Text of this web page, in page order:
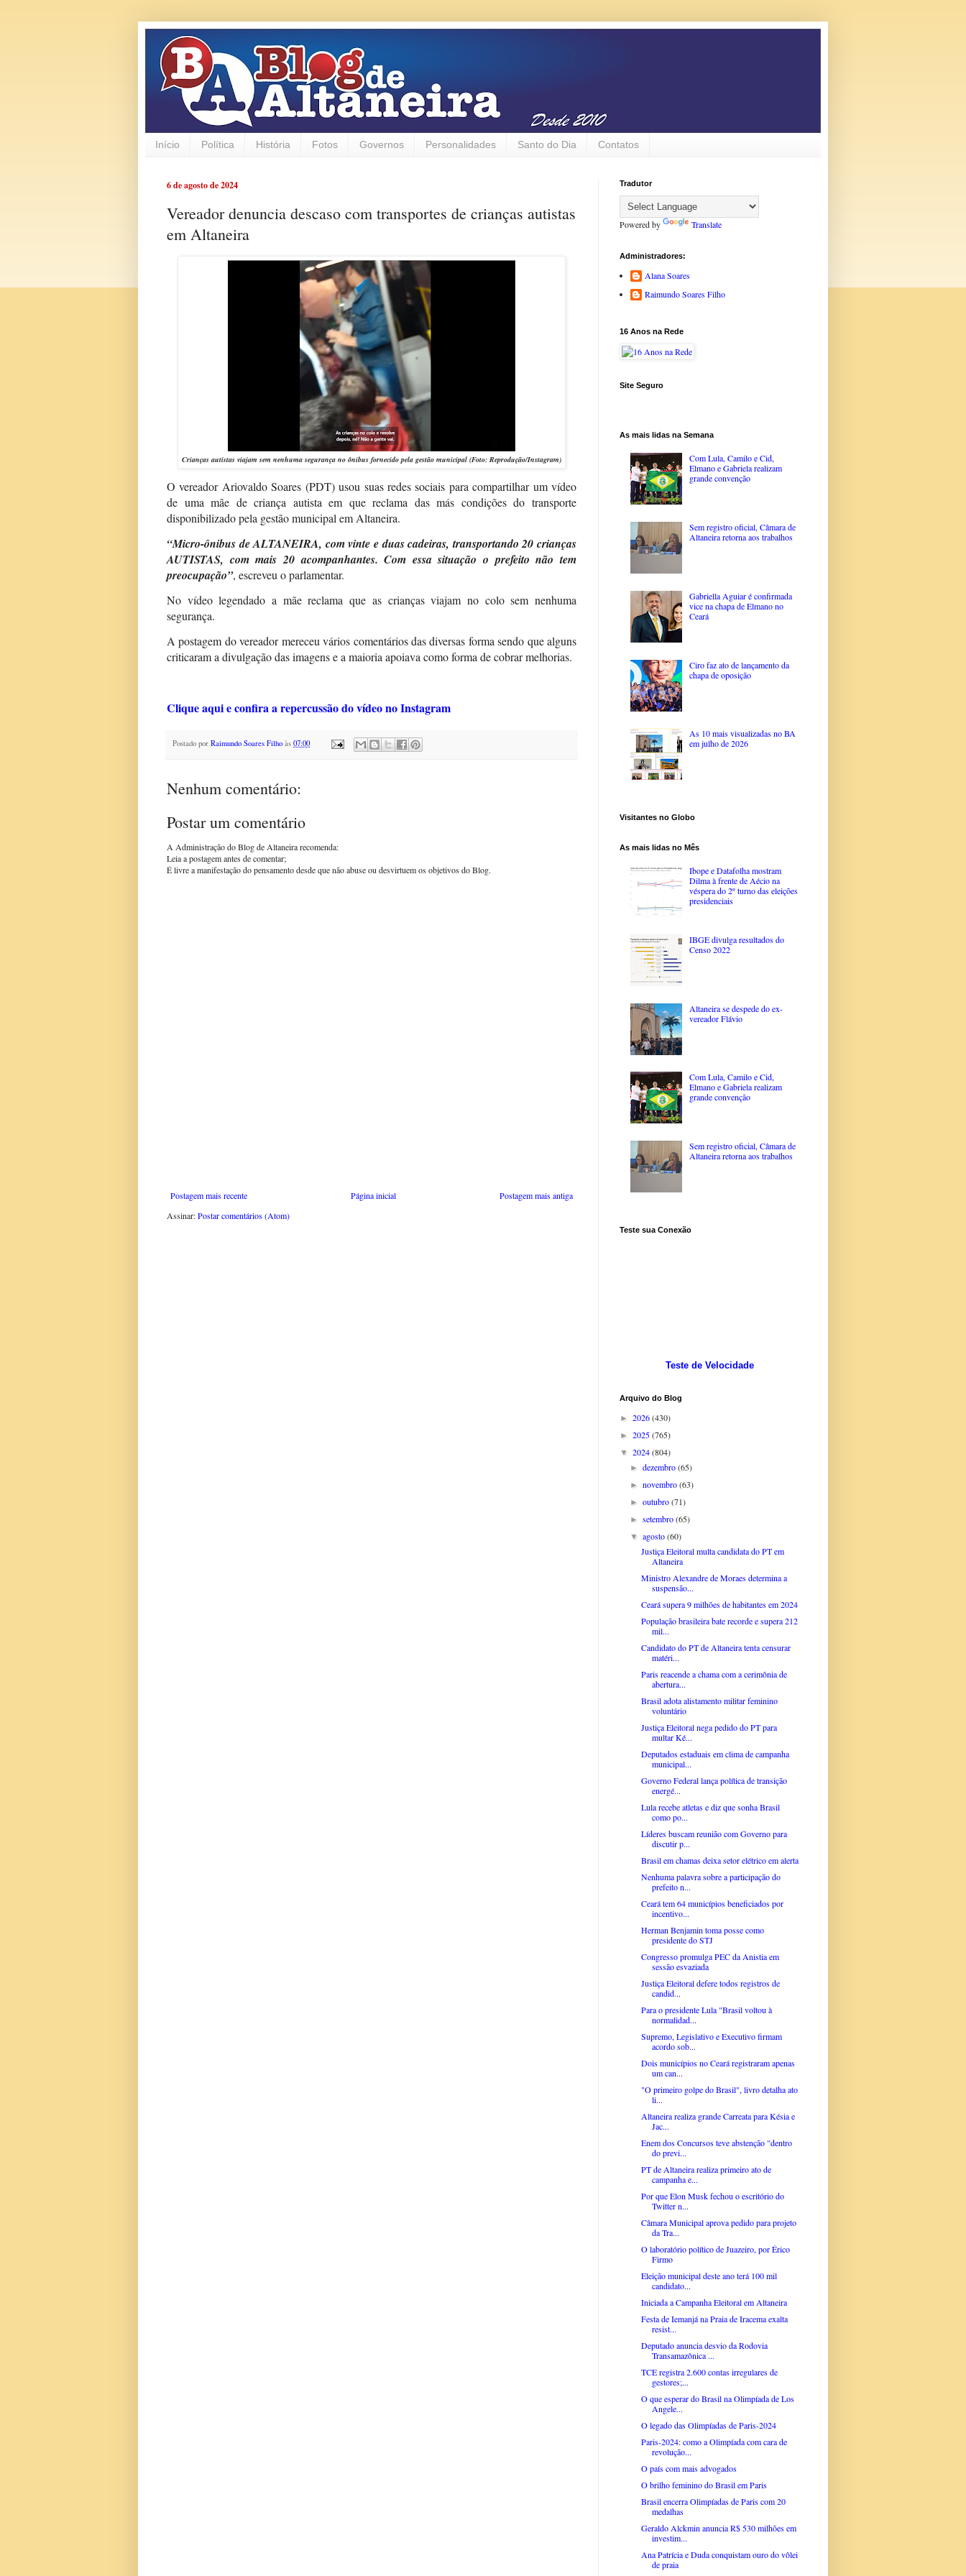
Início Política História Fotos Governos Personalidades Santo do Dia Contatos
6 de agosto de 2024
Vereador denuncia descaso com transportes de crianças autistas
em Altaneira
Crianças autistas viajam sem nenhuma segurança no ônibus fornecido pela gestão municipal (Foto: Reprodução/Instagram)
O vereador Ariovaldo Soares (PDT) usou suas redes sociais para compartilhar um vídeo
de uma mãe de criança autista em que reclama das más condições do transporte
disponibilizado pela gestão municipal em Altaneira.
“Micro-ônibus de ALTANEIRA, com vinte e duas cadeiras, transportando 20 crianças
AUTISTAS, com mais 20 acompanhantes. Com essa situação o prefeito não tem
preocupação”, escreveu o parlamentar.
No vídeo legendado a mãe reclama que as crianças viajam no colo sem nenhuma
segurança.
A postagem do vereador mereceu vários comentários das diversas forma sendo que alguns
criticaram a divulgação das imagens e a maioria apoiava como forma de cobrar melhorias.
Clique aqui e confira a repercussão do vídeo no Instagram
Postado por Raimundo Soares Filho às 07:00
Nenhum comentário:
Postar um comentário
A Administração do Blog de Altaneira recomenda:
Leia a postagem antes de comentar;
É livre a manifestação do pensamento desde que não abuse ou desvirtuem os objetivos do Blog.
Postagem mais recente Postagem mais antiga
Página inicial
Assinar:Postar comentários (Atom)
Tradutor
Powered by Translate
Administradores:
Alana Soares
Raimundo Soares Filho
16 Anos na Rede
Site Seguro
As mais lidas na Semana
Com Lula, Camilo e Cid,
Elmano e Gabriela realizam
grande convenção
Sem registro oficial, Câmara de
Altaneira retorna aos trabalhos
Gabriella Aguiar é confirmada
vice na chapa de Elmano no
Ceará
Ciro faz ato de lançamento da
chapa de oposição
As 10 mais visualizadas no BA
em julho de 2026
Visitantes no Globo
As mais lidas no Mês
Ibope e Datafolha mostram
Dilma à frente de Aécio na
véspera do 2º turno das eleições
presidenciais
IBGE divulga resultados do
Censo 2022
Altaneira se despede do ex-
vereador Flávio
Com Lula, Camilo e Cid,
Elmano e Gabriela realizam
grande convenção
Sem registro oficial, Câmara de
Altaneira retorna aos trabalhos
Teste sua Conexão
Teste de Velocidade
Arquivo do Blog
► 2026(430)
► 2025(765)
▼ 2024(804)
►dezembro(65)
►novembro(63)
►outubro(71)
►setembro(65)
▼agosto(60)
Justiça Eleitoral multa candidata do PT em
Altaneira
Ministro Alexandre de Moraes determina a
suspensão...
Ceará supera 9 milhões de habitantes em 2024
População brasileira bate recorde e supera 212
mil...
Candidato do PT de Altaneira tenta censurar
matéri...
Paris reacende a chama com a cerimônia de
abertura...
Brasil adota alistamento militar feminino
voluntário
Justiça Eleitoral nega pedido do PT para
multar Ké...
Deputados estaduais em clima de campanha
municipal...
Governo Federal lança política de transição
energé...
Lula recebe atletas e diz que sonha Brasil
como po...
Líderes buscam reunião com Governo para
discutir p...
Brasil em chamas deixa setor elétrico em alerta
Nenhuma palavra sobre a participação do
prefeito n...
Ceará tem 64 municípios beneficiados por
incentivo...
Herman Benjamin toma posse como
presidente do STJ
Congresso promulga PEC da Anistia em
sessão esvaziada
Justiça Eleitoral defere todos registros de
candid...
Para o presidente Lula "Brasil voltou à
normalidad...
Supremo, Legislativo e Executivo firmam
acordo sob...
Dois municípios no Ceará registraram apenas
um can...
"O primeiro golpe do Brasil", livro detalha ato
li...
Altaneira realiza grande Carreata para Késia e
Jac...
Enem dos Concursos teve abstenção "dentro
do previ...
PT de Altaneira realiza primeiro ato de
campanha e...
Por que Elon Musk fechou o escritório do
Twitter n...
Câmara Municipal aprova pedido para projeto
da Tra...
O laboratório político de Juazeiro, por Érico
Firmo
Eleição municipal deste ano terá 100 mil
candidato...
Iniciada a Campanha Eleitoral em Altaneira
Festa de Iemanjá na Praia de Iracema exalta
resist...
Deputado anuncia desvio da Rodovia
Transamazônica ...
TCE registra 2.600 contas irregulares de
gestores;...
O que esperar do Brasil na Olimpíada de Los
Angele...
O legado das Olimpíadas de Paris-2024
Paris-2024: como a Olimpíada com cara de
revolução...
O país com mais advogados
O brilho feminino do Brasil em Paris
Brasil encerra Olimpíadas de Paris com 20
medalhas
Geraldo Alckmin anuncia R$ 530 milhões em
investim...
Ana Patrícia e Duda conquistam ouro do vôlei
de praia